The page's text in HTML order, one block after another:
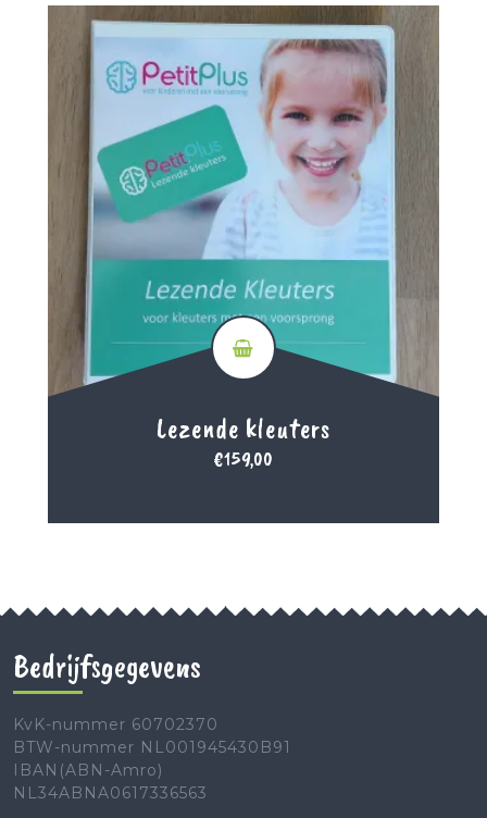
Lezende kleuters
€159,00
Bedrijfsgegevens
KvK-nummer 60702370
BTW-nummer NL001945430B91
IBAN(ABN-Amro)
NL34ABNA0617336563